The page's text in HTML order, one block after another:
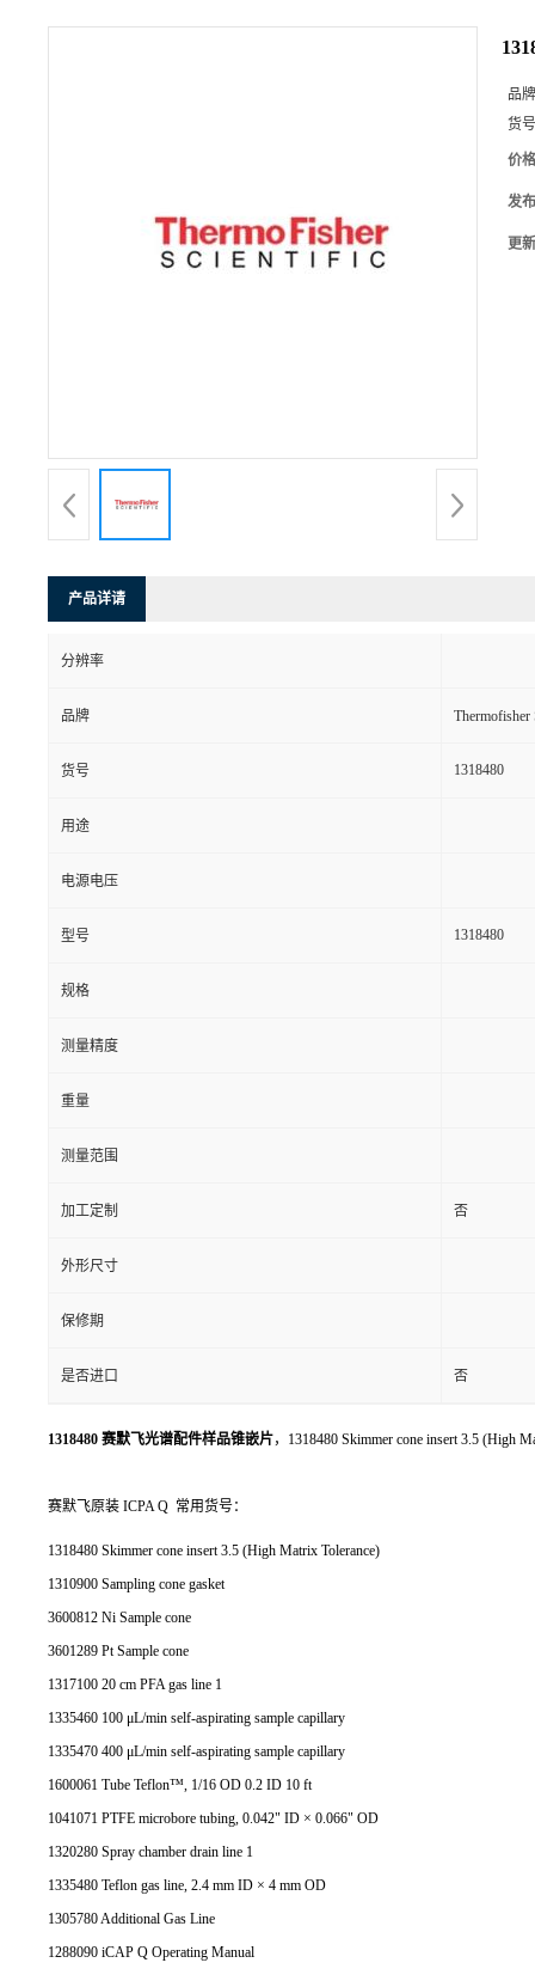
品
货
价
发
更
产品详请
分辨率
品牌
货号 1318480
用途
电源电压
型号 1318480
规格
测量精度
重量
测量范围
加工定制 否
外形尺寸
保修期
是否进口 否
1318480 赛默飞光谱配件样品锥嵌片，1318480 Skimmer cone insert 3.5 (High
赛默飞原装 ICPA Q 常用货号：
1318480 Skimmer cone insert 3.5 (High Matrix Tolerance)
1310900 Sampling cone gasket
3600812 Ni Sample cone
3601289 Pt Sample cone
1317100 20 cm PFA gas line 1
1335460 100 μL/min self-aspirating sample capillary
1335470 400 μL/min self-aspirating sample capillary
1600061 Tube Teflon™, 1/16 OD 0.2 ID 10 ft
1041071 PTFE microbore tubing, 0.042" ID × 0.066" OD
1320280 Spray chamber drain line 1
1335480 Teflon gas line, 2.4 mm ID × 4 mm OD
1305780 Additional Gas Line
1288090 iCAP Q Operating Manual